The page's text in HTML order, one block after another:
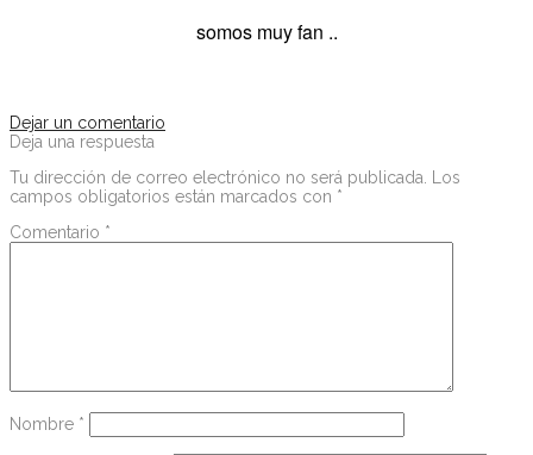
somos muy fan ..
Dejar un comentario
Deja una respuesta
Tu dirección de correo electrónico no será publicada. Los
campos obligatorios están marcados con *
Comentario *
Nombre *